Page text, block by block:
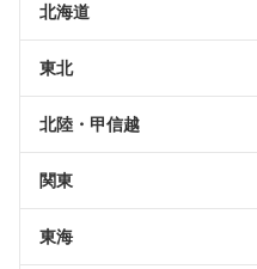
北海道
東北
北陸・甲信越
関東
東海